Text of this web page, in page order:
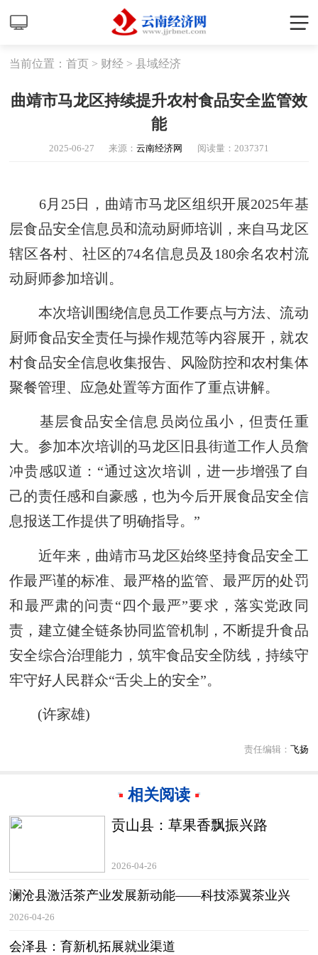
当前位置：首页 > 财经 >县域经济
曲靖市马龙区持续提升农村食品安全监管效
能
2025-06-27 来源：云南经济网 阅读量：2037371
6月25日，曲靖市马龙区组织开展2025年基
层食品安全信息员和流动厨师培训，来自马龙区
辖区各村、社区的74名信息员及180余名农村流
动厨师参加培训。
本次培训围绕信息员工作要点与方法、流动
厨师食品安全责任与操作规范等内容展开，就农
村食品安全信息收集报告、风险防控和农村集体
聚餐管理、应急处置等方面作了重点讲解。
基层食品安全信息员岗位虽小，但责任重
大。参加本次培训的马龙区旧县街道工作人员詹
冲贵感叹道：“通过这次培训，进一步增强了自
己的责任感和自豪感，也为今后开展食品安全信
息报送工作提供了明确指导。”
近年来，曲靖市马龙区始终坚持食品安全工
作最严谨的标准、最严格的监管、最严厉的处罚
和最严肃的问责“四个最严”要求，落实党政同
责，建立健全链条协同监管机制，不断提升食品
安全综合治理能力，筑牢食品安全防线，持续守
牢守好人民群众“舌尖上的安全”。
(许家雄)
责任编辑： 飞扬
相关阅读
贡山县：草果香飘振兴路
2026-04-26
澜沧县激活茶产业发展新动能——科技添翼茶业兴
2026-04-26
会泽县：育新机拓展就业渠道